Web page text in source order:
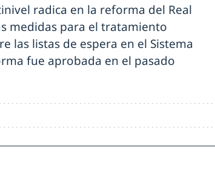
radica en la reforma del Real
medidas para el tratamiento
las listas de espera en el Sistema
fue aprobada en el pasado